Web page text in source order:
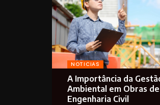
NOTICIAS
A Importância da
Ambiental em Obras de
Engenharia Civil